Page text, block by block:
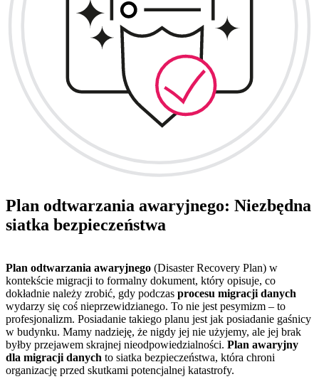
Plan odtwarzania awaryjnego: Niezbędna
siatka bezpieczeństwa
Plan odtwarzania awaryjnego (Disaster Recovery Plan) w
kontekście migracji to formalny dokument, który opisuje, co
dokładnie należy zrobić, gdy podczas procesu migracji danych
wydarzy się coś nieprzewidzianego. To nie jest pesymizm – to
profesjonalizm. Posiadanie takiego planu jest jak posiadanie gaśnicy
w budynku. Mamy nadzieję, że nigdy jej nie użyjemy, ale jej brak
byłby przejawem skrajnej nieodpowiedzialności. Plan awaryjny
dla migracji danych to siatka bezpieczeństwa, która chroni
organizację przed skutkami potencjalnej katastrofy.